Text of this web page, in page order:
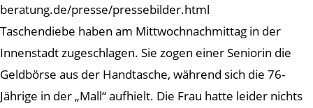
beratung.de/presse/pressebilder.html
Taschendiebe haben am Mittwochnachmittag in der
Innenstadt zugeschlagen. Sie zogen einer Seniorin die
Geldbörse aus der Handtasche, während sich die 76-
Jährige in der „Mall“ aufhielt. Die Frau hatte leider nichts